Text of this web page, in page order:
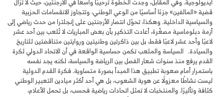
قضية «المالفين» جزءًا أساسيًا من الوعي الوطني، وتتجاوز الانقسامات الحزبية
والسياسية الداخلية. وهكذا، تحوّل انتصار الأرجنتين على إنجلترا من حدث رياضي إلى
أزمة دبلوماسية مصغّرة، أعادت التذكير بأن بعض المباريات لا تُلعب بين أحد عشر
لاعبًا وأحد عشر لاعبًا فقط، بل بين ذاكرتين وطنيتين وروايتين متناقضتين للتاريخ
والسيادة. السياسة والملعب تكمن حساسية الواقعة في أن الاتحاد الدولي لكرة
القدم يرفع منذ سنوات شعار الفصل بين الرياضة والسياسة، لكنه يجد نفسه
باستمرار أمام صعوبة تطبيق هذا المبدأ بصورة متساوية. فكرة القدم الدولية
ليست نشاطًا معزولًا عن هوية الشعوب، بل هي أحد أكثر ميادين التعبير الوطني
كثافة وتأثيرًا. والمنتخبات لا تمثل اتحادات رياضية فحسب، بل تحمل الأعلام،